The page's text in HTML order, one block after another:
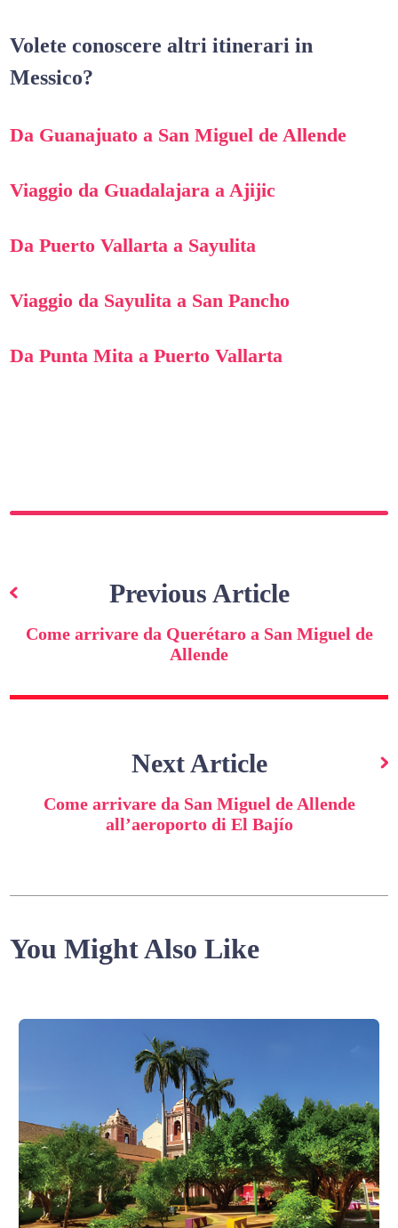
Volete conoscere altri itinerari in
Messico?
Da Guanajuato a San Miguel de Allende
Viaggio da Guadalajara a Ajijic
Da Puerto Vallarta a Sayulita
Viaggio da Sayulita a San Pancho
Da Punta Mita a Puerto Vallarta
articoli
Previous Article
Come arrivare da Querétaro a San Miguel de
Allende
Next Article
Come arrivare da San Miguel de Allende
all’aeroporto di El Bajío
You Might Also Like